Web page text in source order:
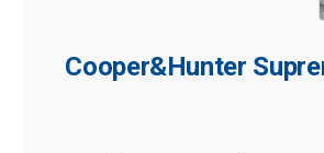
Cooper&Hunter